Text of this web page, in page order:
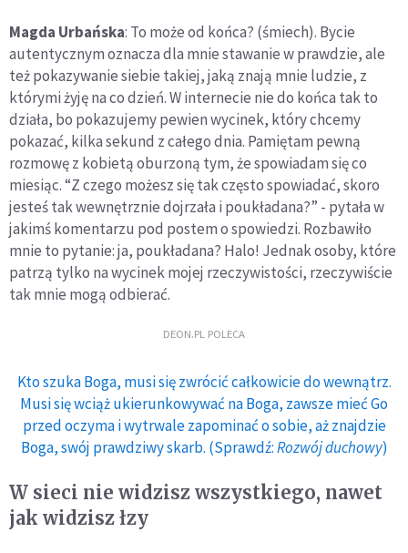
Magda Urbańska: To może od końca? (śmiech). Bycie
autentycznym oznacza dla mnie stawanie w prawdzie, ale
też pokazywanie siebie takiej, jaką znają mnie ludzie, z
którymi żyję na co dzień. W internecie nie do końca tak to
działa, bo pokazujemy pewien wycinek, który chcemy
pokazać, kilka sekund z całego dnia. Pamiętam pewną
rozmowę z kobietą oburzoną tym, że spowiadam się co
miesiąc. “Z czego możesz się tak często spowiadać, skoro
jesteś tak wewnętrznie dojrzała i poukładana?” - pytała w
jakimś komentarzu pod postem o spowiedzi. Rozbawiło
mnie to pytanie: ja, poukładana? Halo! Jednak osoby, które
patrzą tylko na wycinek mojej rzeczywistości, rzeczywiście
tak mnie mogą odbierać.
DEON.PL POLECA
Kto szuka Boga, musi się zwrócić całkowicie do wewnątrz.
Musi się wciąż ukierunkowywać na Boga, zawsze mieć Go
przed oczyma i wytrwale zapominać o sobie, aż znajdzie
Boga, swój prawdziwy skarb. (Sprawdź:Rozwój duchowy)
W sieci nie widzisz wszystkiego, nawet
jak widzisz łzy